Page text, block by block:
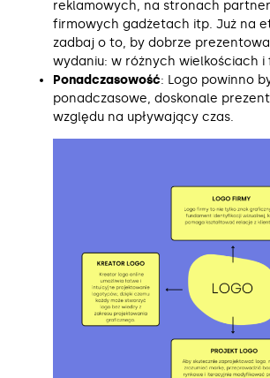
reklamowych, na stronach
firmowych gadżetach itp. Już na
zadbaj o to, by dobrze
wydaniu: w różnych wielkościach
Ponadczasowość: Logo powinno
ponadczasowe, doskonale
względu na upływający czas.